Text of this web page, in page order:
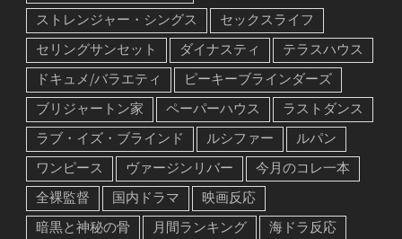
ストレンジャー・シングス
セックスライフ
セリングサンセット
ダイナスティ
テラスハウス
ドキュメ/バラエティ
ピーキーブラインダーズ
ブリジャートン家
ペーパーハウス
ラストダンス
ラブ・イズ・ブラインド
ルシファー
ルパン
ワンピース
ヴァージンリバー
今月のコレ一本
全裸監督
国内ドラマ
映画反応
暗黒と神秘の骨
月間ランキング
海ドラ反応